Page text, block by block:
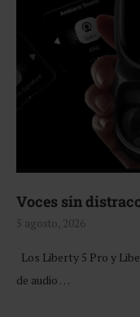
Voces sin
5 agosto, 2026
Los Liberty 5 Pro y
de audio …